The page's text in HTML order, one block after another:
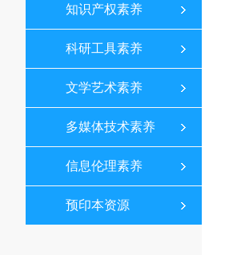
知识产权素养
科研工具素养
文学艺术素养
多媒体技术素养
信息伦理素养
预印本资源